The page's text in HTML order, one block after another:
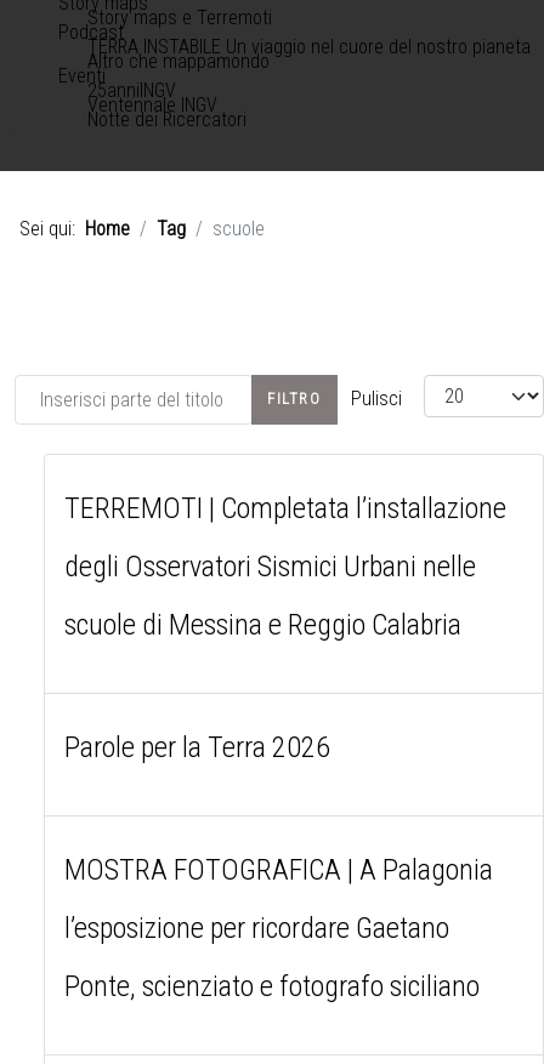
Story maps e Terremoti
Podcast
TERRA INSTABILE Un viaggio nel cuore del nostro pianeta
Altro che mappamondo
Eventi
25anniINGV
Ventennale INGV
Notte dei Ricercatori
Sei qui: Home Tag scuole
Inserisci parte del titolo FILTRO Pulisci Visualizza #
TERREMOTI | Completata l’installazione
degli Osservatori Sismici Urbani nelle
scuole di Messina e Reggio Calabria
Parole per la Terra 2026
MOSTRA FOTOGRAFICA | A Palagonia
l’esposizione per ricordare Gaetano
Ponte, scienziato e fotografo siciliano